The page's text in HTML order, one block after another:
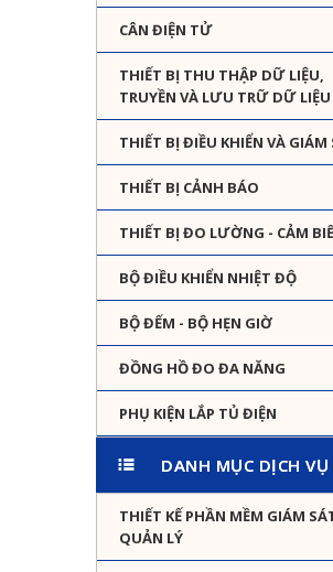
CÂN ĐIỆN TỬ
THIẾT BỊ THU THẬP DỮ LIỆU,
TRUYỀN VÀ LƯU TRỮ DỮ LIỆU
THIẾT BỊ ĐIỀU KHIỂN VÀ GIÁM
THIẾT BỊ CẢNH BÁO
THIẾT BỊ ĐO LƯỜNG - CẢM
BỘ ĐIỀU KHIỂN NHIỆT ĐỘ
BỘ ĐẾM - BỘ HẸN GIỜ
ĐỒNG HỒ ĐO ĐA NĂNG
PHỤ KIỆN LẮP TỦ ĐIỆN
DANH MỤC DỊCH VỤ
THIẾT KẾ PHẦN MỀM GIÁM
QUẢN LÝ